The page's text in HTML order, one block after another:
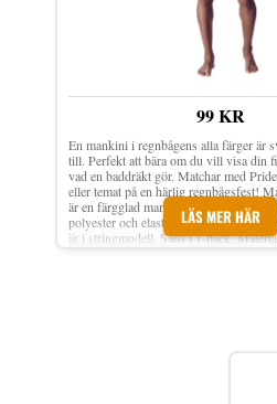
99 KR
LÄS MER HÄR
En mankini i regnbågens alla färger är
till. Perfekt att bära om du vill visa din
vad en baddräkt gör. Matchar med
eller temat på en härlig regnbågsfest!
är en färgglad mankini i ett stretchigt
polyester och elastan. Mankinin har
är i stringmodell. Säljs i 1-pack.